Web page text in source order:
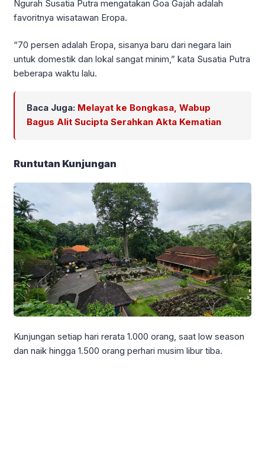
Ngurah Susatia Putra mengatakan Goa Gajah adalah
favoritnya wisatawan Eropa.
“70 persen adalah Eropa, sisanya baru dari negara lain
untuk domestik dan lokal sangat minim,” kata Susatia Putra
beberapa waktu lalu.
Baca Juga: Melayat ke Bongkasa, Wabup
Bagus Alit Sucipta Serahkan Akta Kematian
Runtutan Kunjungan
Kunjungan setiap hari rerata 1.000 orang, saat low season
dan naik hingga 1.500 orang perhari musim libur tiba.